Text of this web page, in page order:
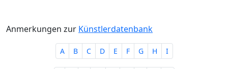
Anmerkungen zur Künstlerdatenbank
A B C D E F G H I